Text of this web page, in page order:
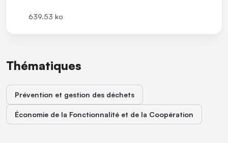
639.53 ko
Thématiques
Prévention et gestion des déchets
Économie de la Fonctionnalité et de la Coopération